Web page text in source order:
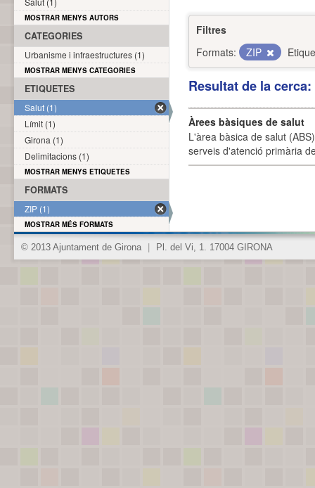
Filtres
Formats:
ZIP
Resultat de la
Àrees bàsiques de salut
L'àrea bàsica de salut
serveis d'atenció primària
MOSTRAR MENYS AUTORS
CATEGORIES
Urbanisme i infraestructures (1)
MOSTRAR MENYS CATEGORIES
ETIQUETES
Salut (1)
Límit (1)
Girona (1)
Delimitacions (1)
MOSTRAR MENYS ETIQUETES
FORMATS
ZIP (1)
MOSTRAR MÉS FORMATS
© 2013 Ajuntament de Girona Pl. del Vi, 1. 17004 GIRONA